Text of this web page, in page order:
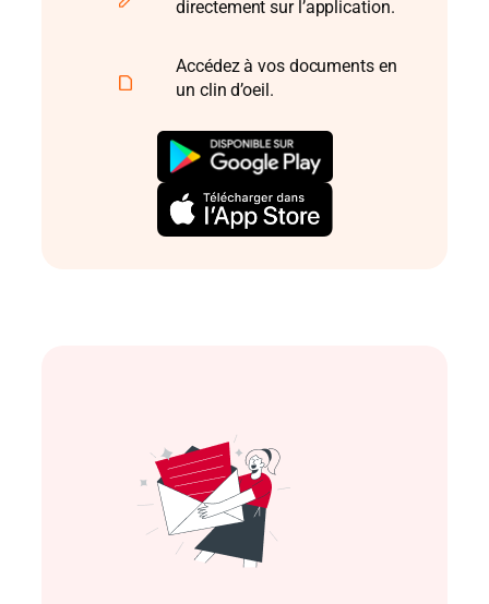
directement sur l’application.
Accédez à vos documents en
un clin d’oeil.